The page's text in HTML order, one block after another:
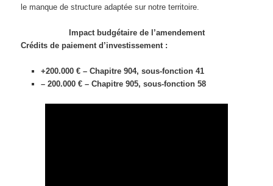
le manque de structure adaptée sur notre territoire.
Impact budgétaire de l’amendement
Crédits de paiement d’investissement :
+200.000 € – Chapitre 904, sous-fonction 41
– 200.000 € – Chapitre 905, sous-fonction 58